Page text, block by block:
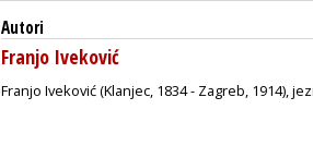
Autori
Franjo Iveković
Franjo Iveković (Klanjec, 1834 - Zagreb, 1914),